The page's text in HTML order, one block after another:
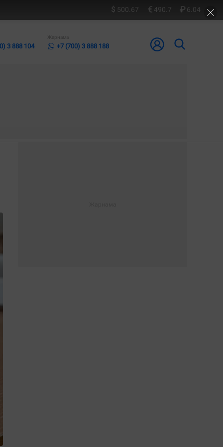
500.67 490.7 6.04
3 888 104
Жарнама
+7 (700) 3 888 188